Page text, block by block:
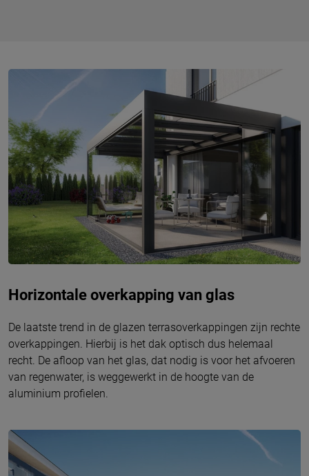
Horizontale overkapping van glas
De laatste trend in de glazen terrasoverkappingen zijn rechte
overkappingen. Hierbij is het dak optisch dus helemaal
recht. De afloop van het glas, dat nodig is voor het afvoeren
van regenwater, is weggewerkt in de hoogte van de
aluminium profielen.